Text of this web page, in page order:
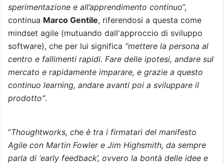
sperimentazione e all’apprendimento continuo”,
continua Marco Gentile, riferendosi a questa come
mindset agile (mutuando dall'approccio di sviluppo
software), che per lui significa “mettere la persona al
centro e fallimenti rapidi. Fare delle ipotesi, andare sul
mercato e rapidamente imparare, e grazie a questo
continuo learning, andare avanti poi a sviluppare il
prodotto".
“Thoughtworks, che è tra i firmatari del manifesto
Agile con Martin Fowler e Jim Highsmith, da sempre
parla di ‘early feedback’, ovvero la bontà delle idee e